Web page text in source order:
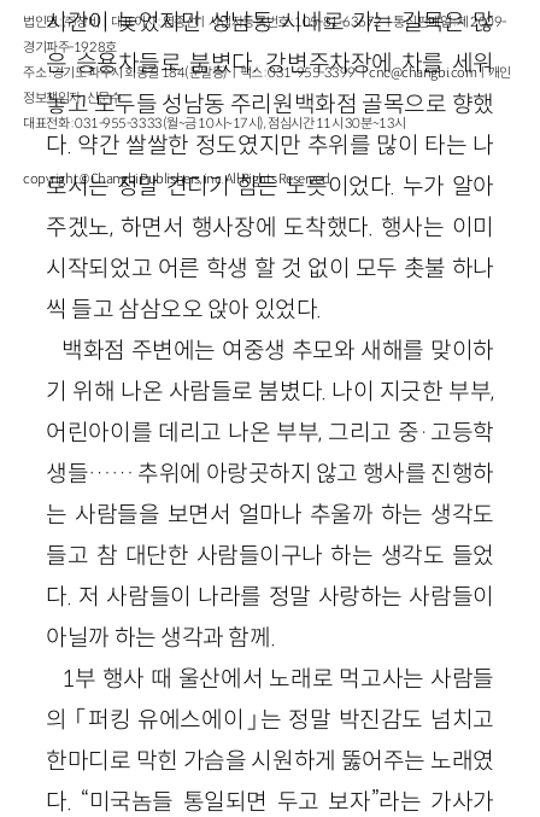
시간이 늦었지만 성남동 시내로 가는 길목은 많
은 승용차들로 붐볐다. 강변주차장에 차를 세워
놓고 모두들 성남동 주리원백화점 골목으로 향했
다. 약간 쌀쌀한 정도였지만 추위를 많이 타는 나
로서는 정말 견디기 힘든 노릇이었다. 누가 알아
주겠노, 하면서 행사장에 도착했다. 행사는 이미
시작되었고 어른 학생 할 것 없이 모두 촛불 하나
씩 들고 삼삼오오 앉아 있었다.
백화점 주변에는 여중생 추모와 새해를 맞이하
기 위해 나온 사람들로 붐볐다. 나이 지긋한 부부,
어린아이를 데리고 나온 부부, 그리고 중·고등학
생들…… 추위에 아랑곳하지 않고 행사를 진행하
는 사람들을 보면서 얼마나 추울까 하는 생각도
들고 참 대단한 사람들이구나 하는 생각도 들었
다. 저 사람들이 나라를 정말 사랑하는 사람들이
아닐까 하는 생각과 함께.
1부 행사 때 울산에서 노래로 먹고사는 사람들
의 「퍼킹 유에스에이」는 정말 박진감도 넘치고
한마디로 막힌 가슴을 시원하게 뚫어주는 노래였
다. “미국놈들 통일되면 두고 보자”라는 가사가
법인명 : ㈜창비ㅣ대표이사 : 염종선ㅣ사업자등록번호 : 105-81-63672ㅣ통신판매업 : 제 2009-
경기파주-1928호
주소 : 경기도 파주시 회동길 184(문발동)ㅣ팩스 : 031-955-3399 ㅣcnc@changbi.com ㅣ개인
정보책임자 : 신문수
대표전화 : 031-955-3333(월~금 10시~17시), 점심시간 11시 30분~13시
copyright © Changbi Publishers, inc. All Rights Reserved.